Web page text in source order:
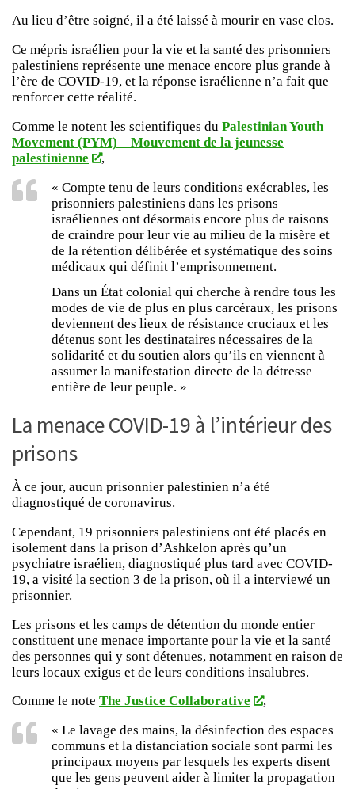
Au lieu d’être soigné, il a été laissé à mourir en vase clos.
Ce mépris israélien pour la vie et la santé des prisonniers
palestiniens représente une menace encore plus grande à
l’ère de COVID-19, et la réponse israélienne n’a fait que
renforcer cette réalité.
Comme le notent les scientifiques du Palestinian Youth
Movement (PYM) – Mouvement de la jeunesse
palestinienne
,
« Compte tenu de leurs conditions exécrables, les
prisonniers palestiniens dans les prisons
israéliennes ont désormais encore plus de raisons
de craindre pour leur vie au milieu de la misère et
de la rétention délibérée et systématique des soins
médicaux qui définit l’emprisonnement.
Dans un État colonial qui cherche à rendre tous les
modes de vie de plus en plus carcéraux, les prisons
deviennent des lieux de résistance cruciaux et les
détenus sont les destinataires nécessaires de la
solidarité et du soutien alors qu’ils en viennent à
assumer la manifestation directe de la détresse
entière de leur peuple. »
La menace COVID-19 à l’intérieur des
prisons
À ce jour, aucun prisonnier palestinien n’a été
diagnostiqué de coronavirus.
Cependant, 19 prisonniers palestiniens ont été placés en
isolement dans la prison d’Ashkelon après qu’un
psychiatre israélien, diagnostiqué plus tard avec COVID-
19, a visité la section 3 de la prison, où il a interviewé un
prisonnier.
Les prisons et les camps de détention du monde entier
constituent une menace importante pour la vie et la santé
des personnes qui y sont détenues, notamment en raison de
leurs locaux exigus et de leurs conditions insalubres.
Comme le note The Justice Collaborative
,
« Le lavage des mains, la désinfection des espaces
communs et la distanciation sociale sont parmi les
principaux moyens par lesquels les experts disent
que les gens peuvent aider à limiter la propagation